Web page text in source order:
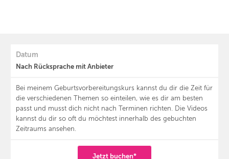
Datum
Nach Rücksprache mit Anbieter
Bei meinem Geburtsvorbereitungskurs kannst du dir die Zeit für
die verschiedenen Themen so einteilen, wie es dir am besten
passt und musst dich nicht nach Terminen richten. Die Videos
kannst du dir so oft du möchtest innerhalb des gebuchten
Zeitraums ansehen.
Jetzt buchen*